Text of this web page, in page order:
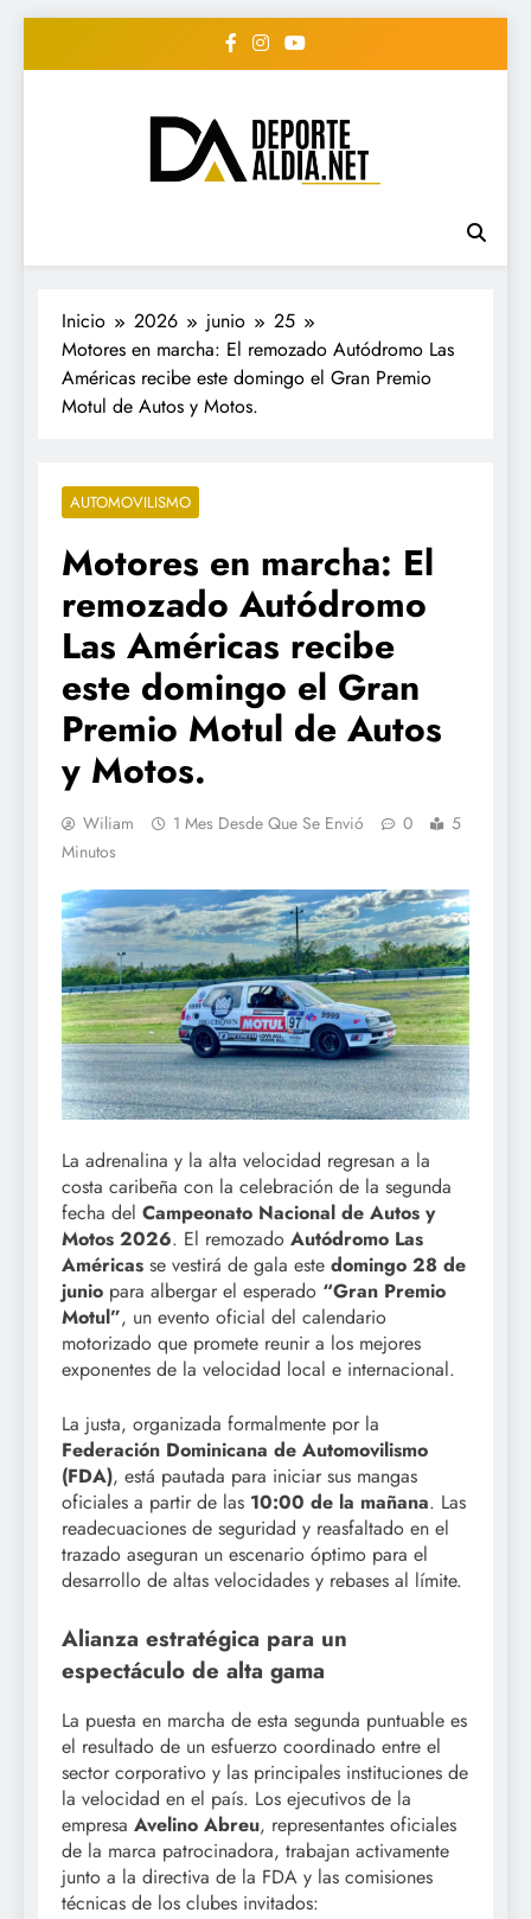
• DEPORTE AL DIA •
"Periodico Deportivo
Digital"
#deportealdiard #deportealdiaperiodico
Inicio 2026 junio
25
Motores en marcha: El remozado Autódromo Las
Américas recibe este domingo el Gran Premio
Motul de Autos y Motos.
AUTOMOVILISMO
Motores en marcha: El
remozado Autódromo
Las Américas recibe
este domingo el Gran
Premio Motul de Autos
y Motos.
Wiliam 1 Mes Desde Que Se Envió 0
5
Minutos
La adrenalina y la alta velocidad regresan a la
costa caribeña con la celebración de la segunda
fecha del Campeonato Nacional de Autos y
Motos 2026. El remozado Autódromo Las
Américas se vestirá de gala este domingo 28 de
junio para albergar el esperado “Gran Premio
Motul”, un evento oficial del calendario
motorizado que promete reunir a los mejores
exponentes de la velocidad local e internacional.
La justa, organizada formalmente por la
Federación Dominicana de Automovilismo
(FDA), está pautada para iniciar sus mangas
oficiales a partir de las 10:00 de la mañana. Las
readecuaciones de seguridad y reasfaltado en el
trazado aseguran un escenario óptimo para el
desarrollo de altas velocidades y rebases al límite.
Alianza estratégica para un
espectáculo de alta gama
La puesta en marcha de esta segunda puntuable es
el resultado de un esfuerzo coordinado entre el
sector corporativo y las principales instituciones de
la velocidad en el país. Los ejecutivos de la
empresa Avelino Abreu, representantes oficiales
de la marca patrocinadora, trabajan activamente
junto a la directiva de la FDA y las comisiones
técnicas de los clubes invitados: